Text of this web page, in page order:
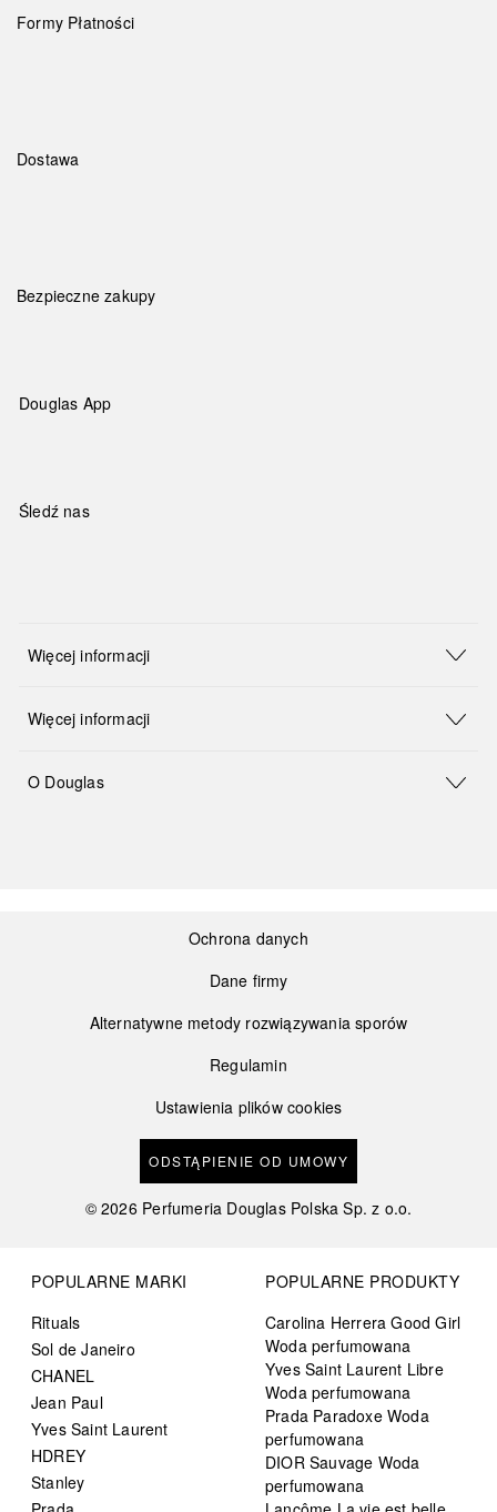
Formy Płatności
Dostawa
Bezpieczne zakupy
Douglas App
Śledź nas
Więcej informacji
Więcej informacji
O Douglas
Ochrona danych
Dane firmy
Alternatywne metody rozwiązywania sporów
Regulamin
Ustawienia plików cookies
ODSTĄPIENIE OD UMOWY
©2026 Perfumeria Douglas Polska Sp. z o.o.
POPULARNE MARKI
Rituals
Sol de Janeiro
CHANEL
Jean Paul
Yves Saint Laurent
HDREY
Stanley
POPULARNE PRODUKTY
Carolina Herrera Good Girl
Woda perfumowana
Yves Saint Laurent Libre
Woda perfumowana
Prada Paradoxe Woda
perfumowana
DIOR Sauvage Woda
perfumowana